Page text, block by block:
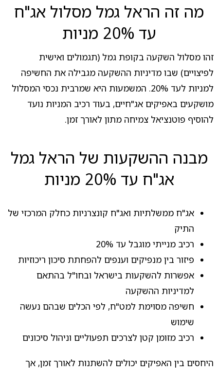
מה זה הראל גמל מסלול אג"ח
עד 20% מניות
זהו מסלול השקעה בקופת גמל (תגמולים ואישית
לפיצויים) שבו מדיניות ההשקעה מגבילה את החשיפה
למניות לעד 20%. המשמעות היא שמרבית נכסי המסלול
מושקעים באפיקים אג"חיים, בעוד רכיב המניות נועד
להוסיף פוטנציאל צמיחה מתון לאורך זמן.
מבנה ההשקעות של הראל גמל
אג"ח עד 20% מניות
אג"ח ממשלתיות ואג"ח קונצרניות כחלק המרכזי של
התיק
רכיב מנייתי מוגבל עד 20%
פיזור בין מנפיקים וענפים להפחתת סיכון ריכוזיות
אפשרות להשקעות בישראל ובחו"ל בהתאם
למדיניות ההשקעה
חשיפה מסוימת למט"ח, לפי הכלים שבהם נעשה
שימוש
רכיב מזומן קטן לצרכים תפעוליים וניהול סיכונים
היחסים בין האפיקים יכולים להשתנות לאורך זמן, אך